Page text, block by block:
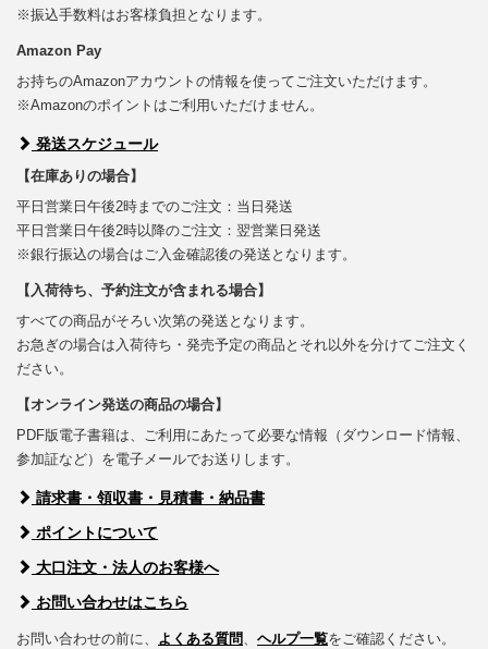
※振込手数料はお客様負担となります。
Amazon Pay
お持ちのAmazonアカウントの情報を使ってご注文いただけます。
※Amazonのポイントはご利用いただけません。
発送スケジュール
【在庫ありの場合】
平日営業日午後2時までのご注文：当日発送
平日営業日午後2時以降のご注文：翌営業日発送
※銀行振込の場合はご入金確認後の発送となります。
【入荷待ち、予約注文が含まれる場合】
すべての商品がそろい次第の発送となります。
お急ぎの場合は入荷待ち・発売予定の商品とそれ以外を分けてご注文く
ださい。
【オンライン発送の商品の場合】
PDF版電子書籍は、ご利用にあたって必要な情報（ダウンロード情報、
参加証など）を電子メールでお送りします。
請求書・領収書・見積書・納品書
ポイントについて
大口注文・法人のお客様へ
お問い合わせはこちら
お問い合わせの前に、 よくある質問、 ヘルプ一覧をご確認ください。